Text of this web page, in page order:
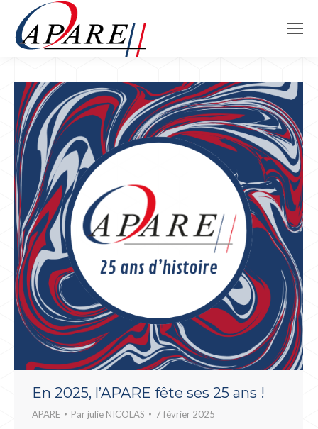
En 2025, l’APARE fête ses 25 ans !
APARE Par julie NICOLAS 7 février 2025